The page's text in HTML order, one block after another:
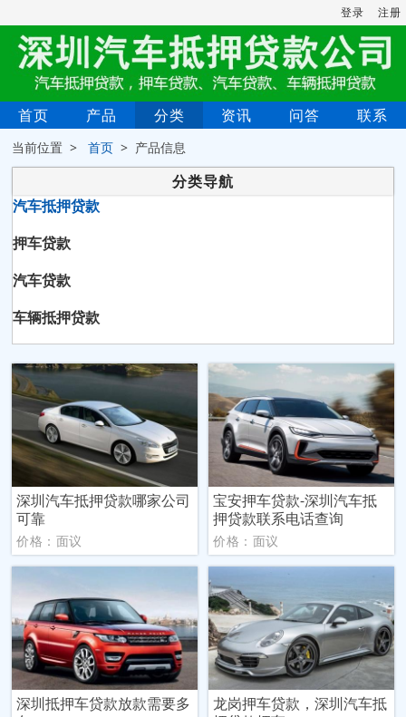
登录 注册
首页 产品 分类 资讯 问答 联系
当前位置 >首页 > 产品信息
分类导航
汽车抵押贷款
押车贷款
汽车贷款
车辆抵押贷款
深圳汽车抵押贷款哪家公司
可靠
价格：面议
宝安押车贷款-深圳汽车抵
押贷款联系电话查询
价格：面议
深圳抵押车贷款放款需要多
龙岗押车贷款，深圳汽车抵